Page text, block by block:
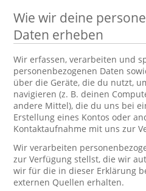
Wie wir deine
Daten erheben
Wir erfassen, verarbeiten und
personenbezogenen Daten
über die Geräte, die du nutzt,
navigieren (z. B. deinen
andere Mittel), die du uns bei
Erstellung eines Kontos oder
Kontaktaufnahme mit uns zur
Wir verarbeiten
zur Verfügung stellst, die wir
wir für die in dieser Erklärung
externen Quellen erhalten.